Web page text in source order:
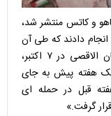
و کاتس منتشر شد،
دادند که طی آن
محمد عوده، که پیشتر در جریان عملیات طوفان الاقصی در ۷ اکتبر،
هفته پیش به جای
قبل در حمله ای
گرفت.»